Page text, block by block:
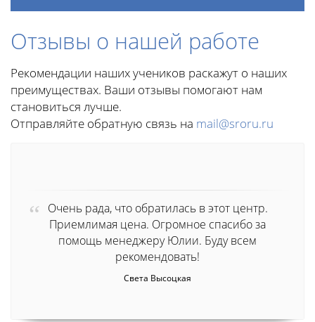
Отзывы о нашей работе
Рекомендации наших учеников раскажут о наших
преимуществах. Ваши отзывы помогают нам
становиться лучше.
Отправляйте обратную связь на mail@sroru.ru
Очень рада, что обратилась в этот центр.
Приемлимая цена. Огромное спасибо за
помощь менеджеру Юлии. Буду всем
рекомендовать!
Света Высоцкая